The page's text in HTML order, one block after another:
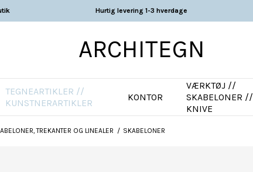
Hurtig levering 1-3 hverdage
ARCHITEGN
TEGNEARTIKLER //
KUNSTNERARTIKLER
KONTOR
VÆRKTØJ //
SKABELONER //
KNIVE
TREKANTER OG LINEALER / SKABELONER